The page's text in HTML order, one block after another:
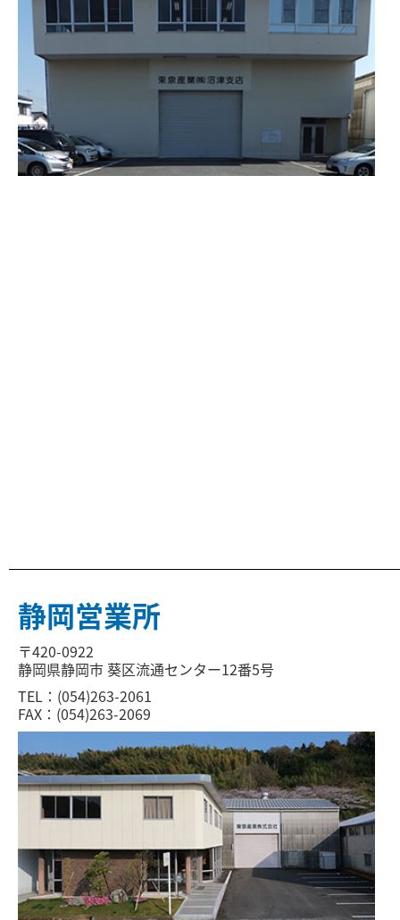
静岡営業所
〒420-0922
静岡県静岡市 葵区流通センター12番5号
TEL：(054)263-2061
FAX：(054)263-2069